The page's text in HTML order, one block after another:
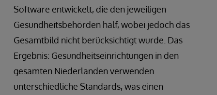
Software entwickelt, die den jeweiligen
Gesundheitsbehörden half, wobei jedoch das
Gesamtbild nicht berücksichtigt wurde. Das
Ergebnis: Gesundheitseinrichtungen in den
gesamten Niederlanden verwenden
unterschiedliche Standards, was einen